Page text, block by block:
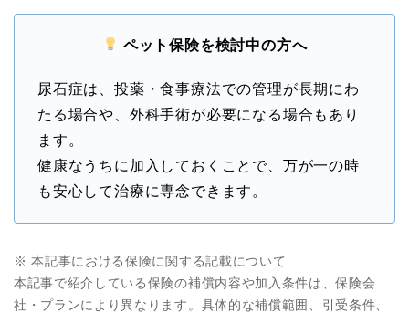
ペット保険を検討中の方へ
尿石症は、投薬・食事療法での管理が長期にわ
たる場合や、外科手術が必要になる場合もあり
ます。
健康なうちに加入しておくことで、万が一の時
も安心して治療に専念できます。
※ 本記事における保険に関する記載について
本記事で紹介している保険の補償内容や加入条件は、保険会
社・プランにより異なります。具体的な補償範囲、引受条件、